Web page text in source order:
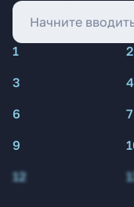
1 2
3
4
6
7
9
12